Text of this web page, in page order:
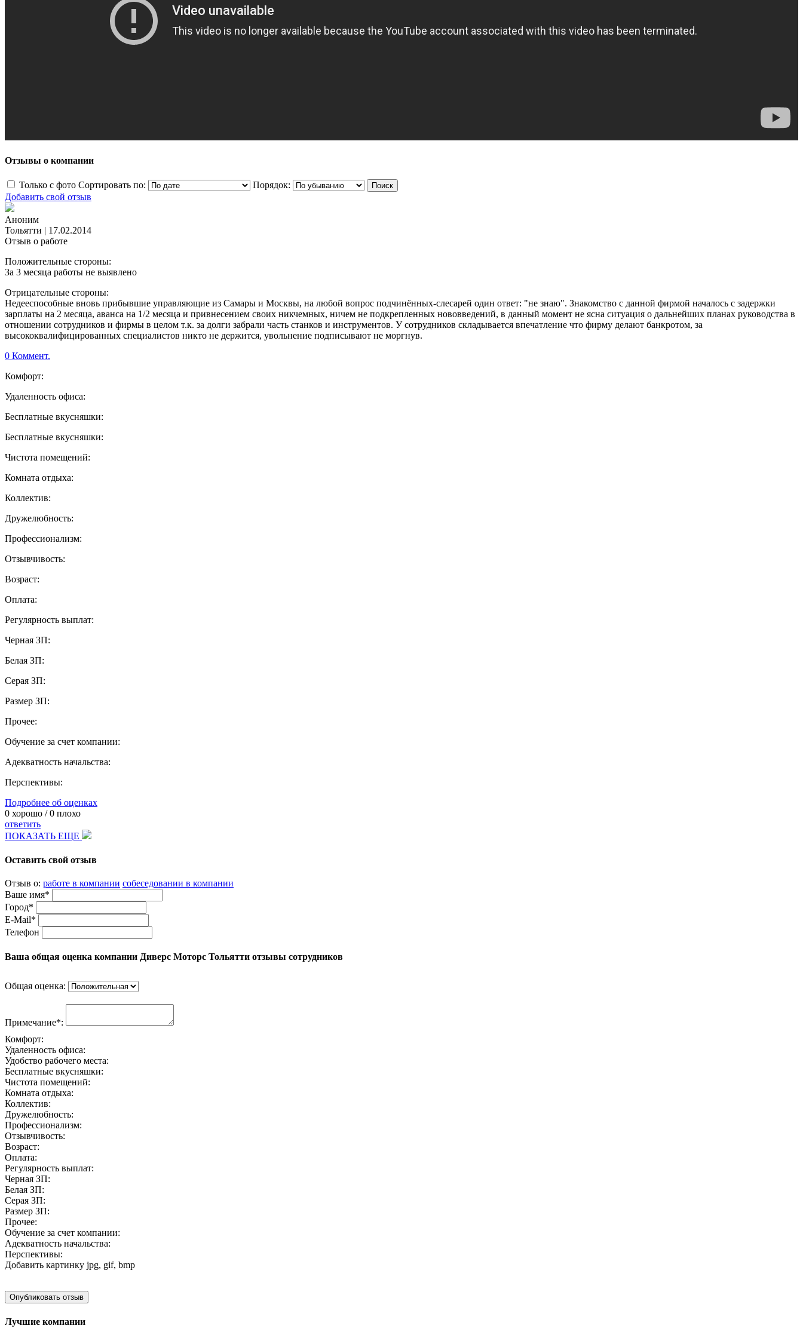
Отзывы о компании
Только с фото Сортировать по:
Порядок:
Добавить свой отзыв
Аноним
Тольятти | 17.02.2014
Отзыв о работе
Положительные стороны:
За 3 месяца работы не выявлено
Отрицательные стороны:
Недееспособные вновь прибывшие управляющие из Самары и Москвы, на любой вопрос подчинённых-слесарей один ответ: "не знаю". Знакомство с данной фирмой началось с задержки
зарплаты на 2 месяца, аванса на 1/2 месяца и привнесением своих никчемных, ничем не подкрепленных нововведений, в данный момент не ясна ситуация о дальнейших планах руководства в
отношении сотрудников и фирмы в целом т.к. за долги забрали часть станков и инструментов. У сотрудников складывается впечатление что фирму делают банкротом, за
высококвалифицированных специалистов никто не держится, увольнение подписывают не моргнув.
0 Коммент.
Комфорт:
Удаленность офиса:
Бесплатные вкусняшки:
Бесплатные вкусняшки:
Чистота помещений:
Комната отдыха:
Коллектив:
Дружелюбность:
Профессионализм:
Отзывчивость:
Возраст:
Оплата:
Регулярность выплат:
Черная ЗП:
Белая ЗП:
Серая ЗП:
Размер ЗП:
Прочее:
Обучение за счет компании:
Адекватность начальства:
Перспективы:
Подробнее об оценках
0 хорошо /0 плохо
ответить
ПОКАЗАТЬ ЕЩЕ
Оставить свой отзыв
Отзыв о: работе в компании собеседовании в компании
Ваше имя*
Город*
E-Mail*
Телефон
Ваша общая оценка компании Диверс Моторс Тольятти отзывы сотрудников
Общая оценка:
Примечание*:
Комфорт:
Удаленность офиса:
Удобство рабочего места:
Бесплатные вкусняшки:
Чистота помещений:
Комната отдыха:
Коллектив:
Дружелюбность:
Профессионализм:
Отзывчивость:
Возраст:
Оплата:
Регулярность выплат:
Черная ЗП:
Белая ЗП:
Серая ЗП:
Размер ЗП:
Прочее:
Обучение за счет компании:
Адекватность начальства:
Перспективы:
Добавить картинку jpg, gif, bmp
Лучшие компании